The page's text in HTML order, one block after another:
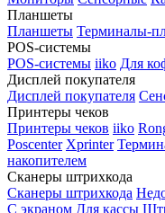
Планшеты
Планшеты Терминалы-
POS-системы
POS-системы iiko Для
Дисплей покупателя
Дисплей покупателя
Принтеры чеков
Принтеры чеков iiko
Poscenter Xprinter
накопителем
Сканеры штрихкода
Сканеры штрихкода
С экраном Для кассы